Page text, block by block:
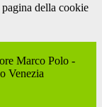
della cookie
Marco Polo -
Venezia